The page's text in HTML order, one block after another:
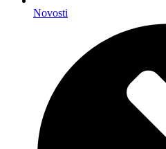
Novosti